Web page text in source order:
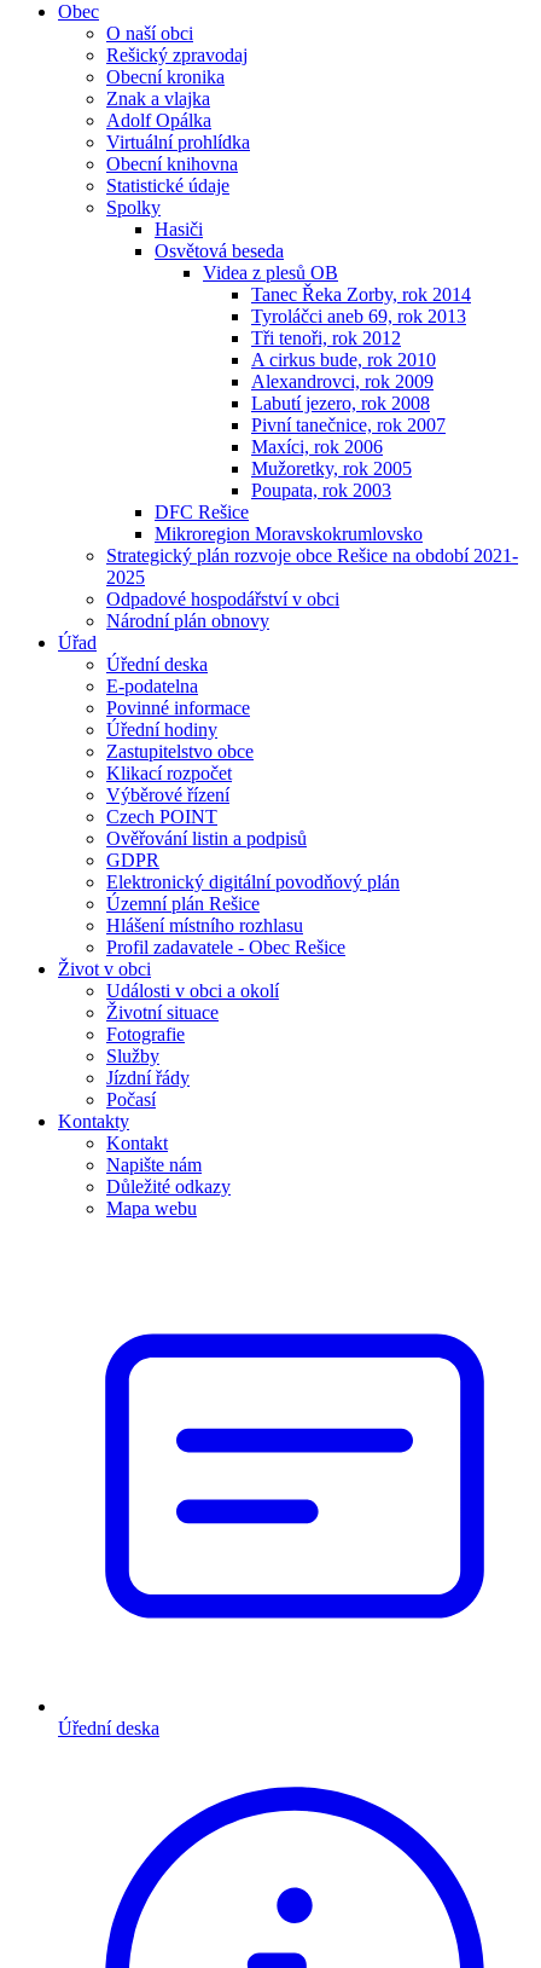
Obec
O naší obci
Rešický zpravodaj
Obecní kronika
Znak a vlajka
Adolf Opálka
Virtuální prohlídka
Obecní knihovna
Statistické údaje
Spolky
Hasiči
Osvětová beseda
Videa z plesů OB
Tanec Řeka Zorby, rok 2014
Tyroláčci aneb 69, rok 2013
Tři tenoři, rok 2012
A cirkus bude, rok 2010
Alexandrovci, rok 2009
Labutí jezero, rok 2008
Pivní tanečnice, rok 2007
Maxíci, rok 2006
Mužoretky, rok 2005
Poupata, rok 2003
DFC Rešice
Mikroregion Moravskokrumlovsko
Strategický plán rozvoje obce Rešice na období 2021-
2025
Odpadové hospodářství v obci
Národní plán obnovy
Úřad
Úřední deska
E-podatelna
Povinné informace
Úřední hodiny
Zastupitelstvo obce
Klikací rozpočet
Výběrové řízení
Czech POINT
Ověřování listin a podpisů
GDPR
Elektronický digitální povodňový plán
Územní plán Rešice
Hlášení místního rozhlasu
Profil zadavatele - Obec Rešice
Život v obci
Události v obci a okolí
Životní situace
Fotografie
Služby
Jízdní řády
Počasí
Kontakty
Kontakt
Napište nám
Důležité odkazy
Mapa webu
Úřední deska